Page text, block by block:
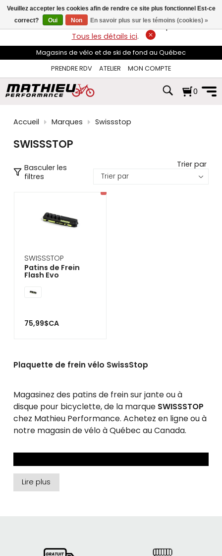
flèches
haut
et
pour
sélectionner
disponible.
Appuyez
pour
résultat
recherche
sélectionné.
Les
peuvent
gestes
tels
que
toucher
et
LIVRAISON GRATUITEsur les commandes de plus de 74$*.
Tous les détails ici.
Magasins de vélo et de ski de fond au Québec
PRENDRE RDV
ATELIER MON COMPTE
0
Accueil Marques Swissstop
SWISSSTOP
Basculer les
filtres
Trier par
SWISSSTOP
Patins de Frein
Flash Evo
75,99$CA
Plaquette de frein vélo SwissStop
Magasinez des patins de frein sur jante ou à
disque pour bicyclette, de la marque SWISSSTOP
chez Mathieu Performance. Achetez en ligne ou à
notre magasin de vélo à Québec au Canada.
Lire plus
Veuillez accepter les cookies afin de rendre ce site plus fonctionnel Est-ce
correct?
Oui Non En savoir plus sur les témoins (cookies) »